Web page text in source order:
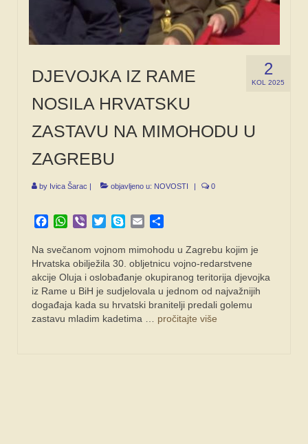
2
KOL 2025
DJEVOJKA IZ RAME
NOSILA HRVATSKU
ZASTAVU NA MIMOHODU U
ZAGREBU
by Ivica Šarac objavljeno u: NOVOSTI 0
Facebook
WhatsApp
Viber TwitterSkypeEmail
Na svečanom vojnom mimohodu u Zagrebu kojim je
Hrvatska obilježila 30. obljetnicu vojno-redarstvene
akcije Oluja i oslobađanje okupiranog teritorija djevojka
iz Rame u BiH je sudjelovala u jednom od najvažnijih
događaja kada su hrvatski branitelji predali golemu
zastavu mladim kadetima … pročitajte više